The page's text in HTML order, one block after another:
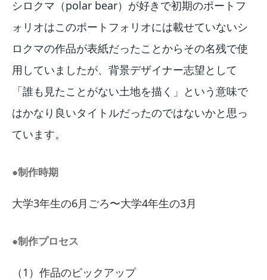
シロクマ（polar bear）が好きで初期のポートフ
ォリオはこのポートフォリオには載せていないシ
ロクマの作品が表紙だったことからその名残で使
用していましたが、背景デザイナー志望として
「誰も見たことがない土地を描く」という意味で
はかなり良いタイトルだったのではないかと思っ
ています。
●制作時期
大学3年生の6月ごろ〜大学4年生の3月
●制作プロセス
（1）作品のピックアップ